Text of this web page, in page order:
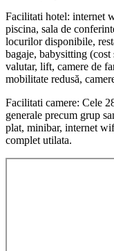
Facilitati hotel: internet
piscina, sala de
locurilor disponibile,
bagaje, babysitting
valutar, lift, camere de
mobilitate redusă,
Facilitati camere: Cele
generale precum grup
plat, minibar, internet
complet utilata.